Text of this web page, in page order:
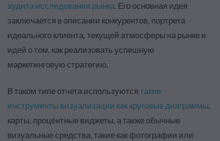
аудита исследования рынка. Его основная идея
заключается в описании конкурентов, портрета
идеального клиента, текущей атмосферы на рынке и
идей о том, как реализовать успешную
маркетинговую стратегию.
В таком типе отчета используютсятакие
инструменты визуализации как круговые диаграммы,
карты, процентные виджеты, а также обычные
визуальные средства, такие как фотографии или